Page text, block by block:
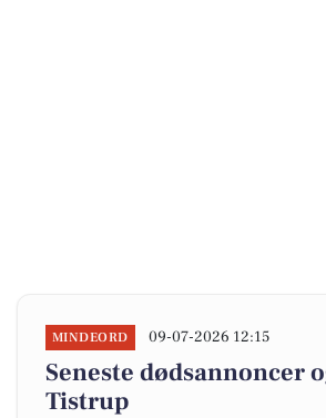
MINDEORD 09-07-2026 12:15
Seneste dødsannoncer
Tistrup